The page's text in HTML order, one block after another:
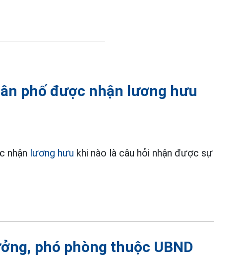
phố được nhận lương hưu
nhận lương hưu khi nào là câu hỏi nhận được sự
phó phòng thuộc UBND